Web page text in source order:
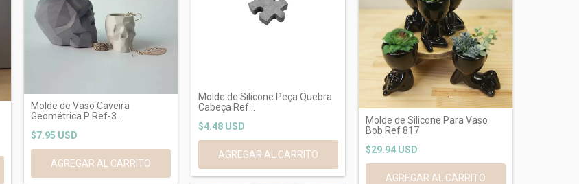
Molde de Vaso Caveira
Geométrica P Ref-3...
$7.95 USD
AGREGAR AL CARRITO
Molde de Silicone Peça Quebra
Cabeça Ref...
$4.48 USD
Molde de Silicone Para Vaso
Bob Ref 817
$29.94 USD
AGREGAR AL CARRITO